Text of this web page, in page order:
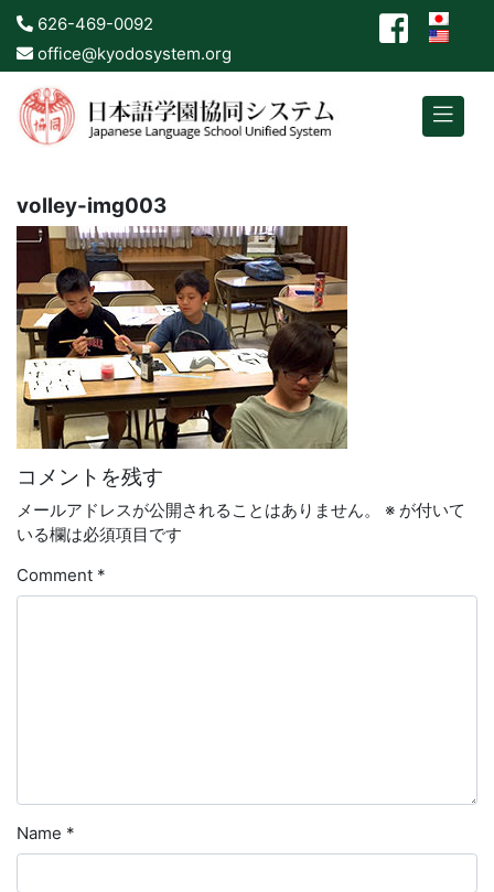
626-469-0092
office@kyodosystem.org
volley-img003
コメントを残す
メールアドレスが公開されることはありません。 ※ が付いて
いる欄は必須項目です
Comment *
Name *